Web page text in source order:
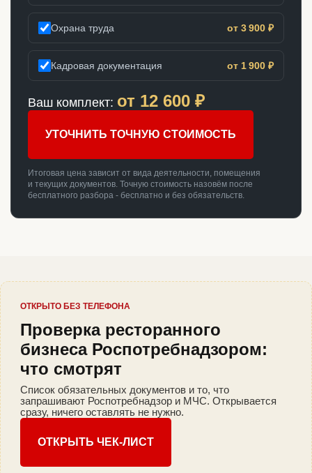
Охрана труда от 3 900 ₽
Кадровая документация от 1 900 ₽
Ваш комплект: от 12 600 ₽
УТОЧНИТЬ ТОЧНУЮ СТОИМОСТЬ
Итоговая цена зависит от вида деятельности, помещения
и текущих документов. Точную стоимость назовём после
бесплатного разбора - бесплатно и без обязательств.
ОТКРЫТО БЕЗ ТЕЛЕФОНА
Проверка ресторанного
бизнеса Роспотребнадзором:
что смотрят
Список обязательных документов и то, что
запрашивают Роспотребнадзор и МЧС. Открывается
сразу, ничего оставлять не нужно.
ОТКРЫТЬ ЧЕК-ЛИСТ